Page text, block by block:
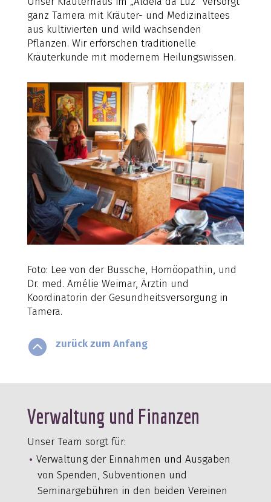
ganz Tamera mit Kräuter- und Medizinaltees
aus kultivierten und wild wachsenden
Pflanzen. Wir erforschen traditionelle
Kräuterkunde mit modernem Heilungswissen.
Foto: Lee von der Bussche, Homöopathin, und
Dr. med. Amélie Weimar, Ärztin und
Koordinatorin der Gesundheitsversorgung in
Tamera.
 zurück zum Anfang
Verwaltung und Finanzen
Unser Team sorgt für:
Verwaltung der Einnahmen und Ausgaben
von Spenden, Subventionen und
Seminargebühren in den beiden Vereinen